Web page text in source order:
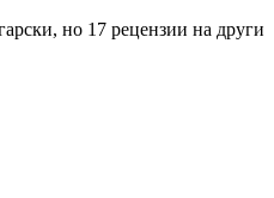
но 17 рецензии на други